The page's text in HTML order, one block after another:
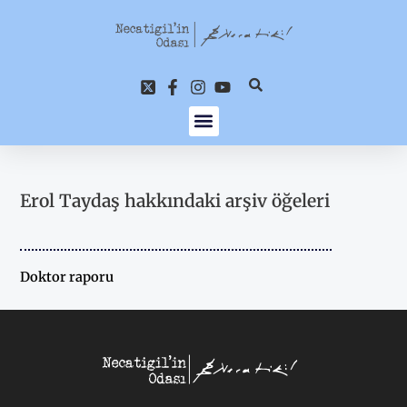
Erol Taydaş hakkındaki arşiv öğeleri
Doktor raporu